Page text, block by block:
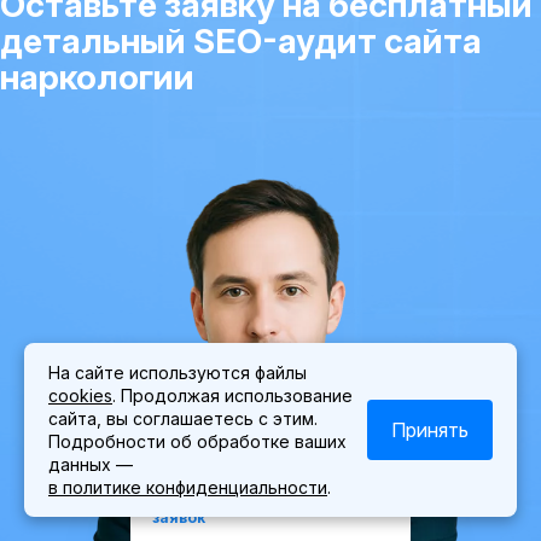
детальный SEO-аудит сайта
наркологии
Найду точки роста вашего сайта
и кратноувеличу объем
заявок
На сайте используются файлы
cookies. Продолжая использование
сайта, вы соглашаетесь с этим.
Подробности об обработке ваших
данных —
в политике конфиденциальности.
Принять